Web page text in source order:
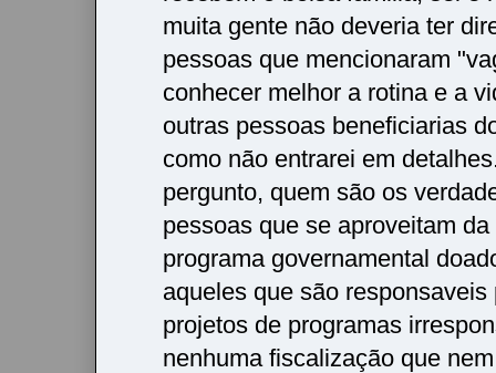
muita gente não deveria ter
pessoas que mencionaram
conhecer melhor a rotina e a
outras pessoas beneficiarias
como não entrarei em
pergunto, quem são os
pessoas que se aproveitam
programa governamental
aqueles que são responsaveis
projetos de programas
nenhuma fiscalização que